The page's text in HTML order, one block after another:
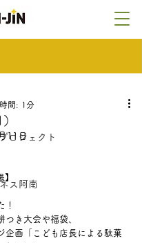
ロジェクト
ス阿南
間: 1分
11日
！
つき大会や福袋、
企画「こども店長による駄菓